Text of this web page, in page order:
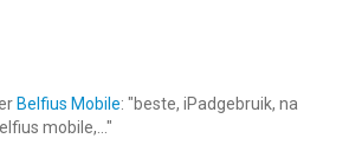
Belfius Mobile: "beste, iPadgebruik, na
mobile,... "